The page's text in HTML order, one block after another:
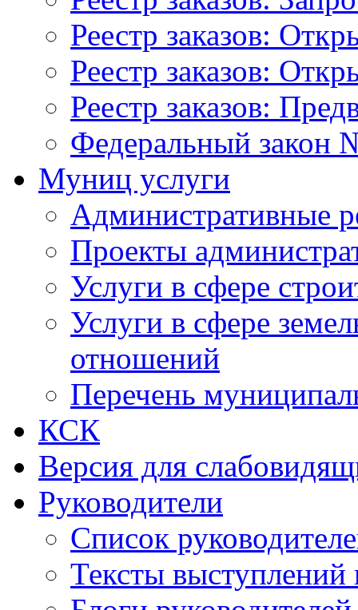
Реестр заказов:
Реестр заказов:
Реестр заказов:
Федеральный закон
Муниц услуги
Административные
Проекты
Услуги в сфере
Услуги в сфере
отношений
Перечень
КСК
Версия для
Руководители
Список
Тексты выступлений